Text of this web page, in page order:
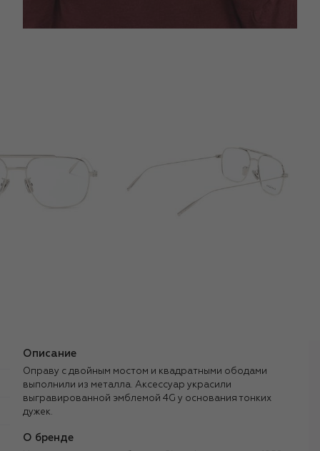
Описание
Оправу с двойным мостом и квадратными ободами
выполнили из металла. Аксессуар украсили
выгравированной эмблемой 4G у основания тонких
дужек.
О бренде